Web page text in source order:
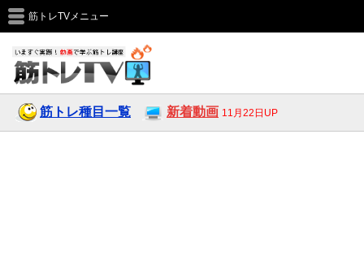
筋トレ種目一覧 新着動画 11月22日UP
筋トレTVメニュー